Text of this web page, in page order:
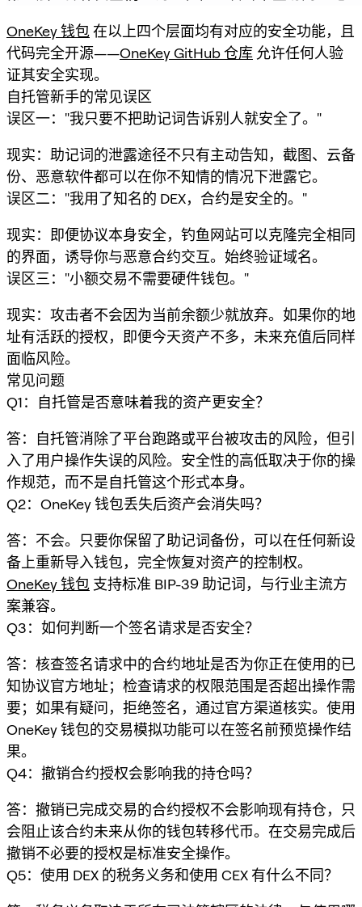
OneKey 钱包在以上四个层面均有对应的安全功能，且
代码完全开源——OneKey GitHub 仓库 允许任何人验
证其安全实现。
自托管新手的常见误区
误区一："我只要不把助记词告诉别人就安全了。"
现实：助记词的泄露途径不只有主动告知，截图、云备
份、恶意软件都可以在你不知情的情况下泄露它。
误区二："我用了知名的 DEX，合约是安全的。"
现实：即便协议本身安全，钓鱼网站可以克隆完全相同
的界面，诱导你与恶意合约交互。始终验证域名。
误区三："小额交易不需要硬件钱包。"
现实：攻击者不会因为当前余额少就放弃。如果你的地
址有活跃的授权，即便今天资产不多，未来充值后同样
面临风险。
常见问题
Q1：自托管是否意味着我的资产更安全？
答：自托管消除了平台跑路或平台被攻击的风险，但引
入了用户操作失误的风险。安全性的高低取决于你的操
作规范，而不是自托管这个形式本身。
Q2：OneKey 钱包丢失后资产会消失吗？
答：不会。只要你保留了助记词备份，可以在任何新设
备上重新导入钱包，完全恢复对资产的控制权。
OneKey 钱包 支持标准 BIP-39 助记词，与行业主流方
案兼容。
Q3：如何判断一个签名请求是否安全？
答：核查签名请求中的合约地址是否为你正在使用的已
知协议官方地址；检查请求的权限范围是否超出操作需
要；如果有疑问，拒绝签名，通过官方渠道核实。使用
OneKey 钱包的交易模拟功能可以在签名前预览操作结
果。
Q4：撤销合约授权会影响我的持仓吗？
答：撤销已完成交易的合约授权不会影响现有持仓，只
会阻止该合约未来从你的钱包转移代币。在交易完成后
撤销不必要的授权是标准安全操作。
Q5：使用 DEX 的税务义务和使用 CEX 有什么不同？